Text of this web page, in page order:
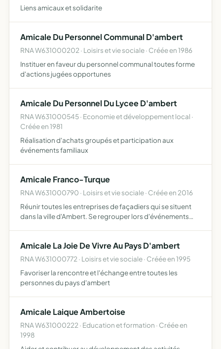
Liens amicaux et solidarite
Amicale Du Personnel Communal D'ambert
RNA W631000202 · Loisirs et vie sociale · Créée en 1986
Instituer en faveur du personnel communal toutes forme
d'actions jugées opportunes
Amicale Du Personnel Du Lycee D'ambert
RNA W631000545 · Economie et développement local ·
Créée en 1981
Réalisation d'achats groupés et participation aux
événements familiaux
Amicale Franco-Turque
RNA W631000790 · Loisirs et vie sociale · Créée en 2016
Réunir toutes les entreprises de façadiers qui se situent
dans la ville d'Ambert. Se regrouper lors d'événements
Amicale La Joie De Vivre Au Pays D'ambert
RNA W631000772 · Loisirs et vie sociale · Créée en 1995
Favoriser la rencontre et l'échange entre toutes les
personnes du pays d'ambert
Amicale Laique Ambertoise
RNA W631000222 · Education et formation · Créée en
1998